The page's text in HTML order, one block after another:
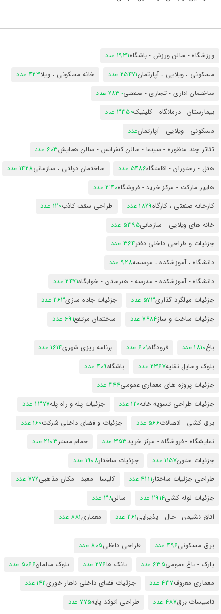
ورزشگاه - سالن ورزش - باشگاه1931 عدد
مسکونی ، ویلایی ، آپارتمان25471 عدد خانه مسکونی ، ویلا423 عدد
ساختمان اداری - تجاری - صنعتی7830 عدد
بیمارستان - درمانگاه - کلینیک3350 عدد
مسکونی - ویلایی - آپارتمانعدد
تئاتر چند منظوره - سینما - سالن کنفرانس - سالن همایش603 عدد
هتل - رستوران - اقامتگاه5486 عدد ساختمان دولتی ، سازمانی1428 عدد
هایپر مارکت - مرکز خرید - فروشگاه2140 عدد
کارخانه صنعتی ، کارگاه1879 عدد طراحی سقف کاذب120 عدد
خانه های ویلایی - سازمانی5395 عدد
جزئیات و طراحی داخلی دفتر364 عدد
دانشگاه ، آموزشکده ، موسسه928 عدد
دانشگاه - آموزشکده - مدرسه - هنرستان - خوابگاه2471 عدد
جزئیات میلگرد گذاری573 عدد جزئیات جاده سازی263 عدد
جزئیات ساخت و ساز7484 عدد ساختمان مرتفع691 عدد
باغ1810 عدد فرودگاه609 عدد برنامه ریزی شهری1614 عدد
بلوک وسایل نقلیه2367 عدد باشگاه409 عدد
جزئیات پروژه های معماری عمومی344 عدد
جزئیات طراحی تسویه خانه120 عدد جزئیات پله و راه پله2377 عدد
برق کشی - اتصالات566 عدد جزئیات و فضای داخلی شرکت160 عدد
نمایشگاه - فروشگاه - مرکز خرید353 عدد حمام مستر2103 عدد
جزئیات ستون1157 عدد جزئیات ساختار1908 عدد
طراحی جزئیات ساختار4211 عدد کلیسا - معبد - مکان مذهبی777 عدد
جزئیات لوله کشی2914 عدد سالن38 عدد
اتاق نشیمن - حال - پذیرایی261 عدد معماری881 عدد
برق مسکونی496 عدد طراحی داخلی805 عدد
پارک - باغ عمومی635 عدد بانک ها276 عدد بلوک مبلمان5066 عدد
معماری معروف437 عدد جزئیات فضای داخلی ناهار خوری142 عدد
تاسیسات برق487 عدد طراحی اتوکد پایه775 عدد